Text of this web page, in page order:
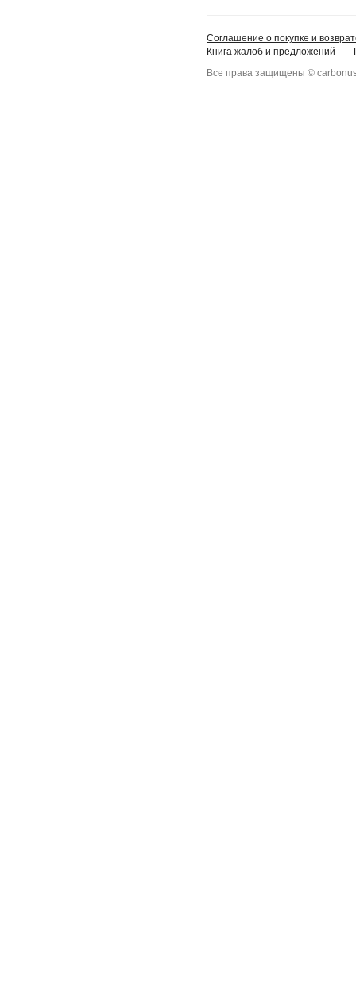
Соглашение о покупке и
Книга жалоб и предложений
Все права защищены ©